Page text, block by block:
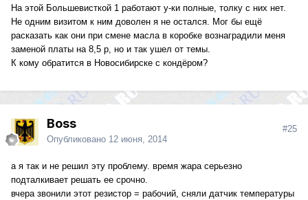
На этой Большевисткой 1 работают у-ки полные, толку с них нет.
Не одним визитом к ним доволен я не остался. Мог бы ещё
расказать как они при смене масла в коробке вознаградили меня
заменой платы на 8,5 р, но и так ушел от темы.
К кому обратится в Новосибирске с кондёром?
Boss
Опубликовано 12 июня, 2014
#25
а я так и не решил эту проблему. время жара серьезно
подталкивает решать ее срочно.
вчера звонили этот резистор = рабочий, сняли датчик температуры